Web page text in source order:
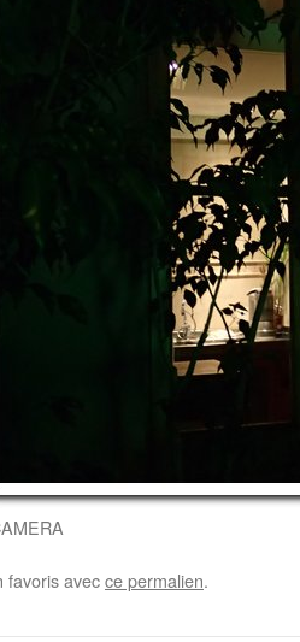
favoris avecce permalien.